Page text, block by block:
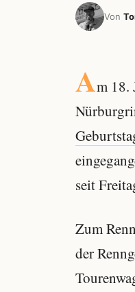
Von
Am 18.
seit
Zum
der